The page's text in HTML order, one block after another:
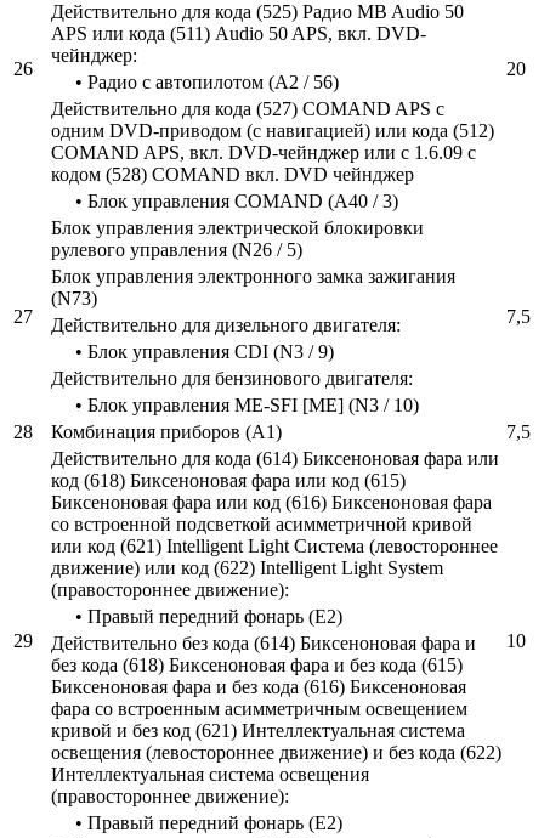
26 20
Действительно для кода (525) Радио MB Audio 50
APS или кода (511) Audio 50 APS, вкл. DVD-
чейнджер:
• Радио с автопилотом (A2 / 56)
Действительно для кода (527) COMAND APS с
одним DVD-приводом (с навигацией) или кода (512)
COMAND APS, вкл. DVD-чейнджер или с 1.6.09 с
кодом (528) COMAND вкл. DVD чейнджер
• Блок управления COMAND (A40 / 3)
27
Блок управления электрической блокировки
рулевого управления (N26 / 5)
7,5
Блок управления электронного замка зажигания
(N73)
Действительно для дизельного двигателя:
• Блок управления CDI (N3 / 9)
Действительно для бензинового двигателя:
• Блок управления ME-SFI [ME] (N3 / 10)
28
Комбинация приборов (A1) 7,5
29
Действительно для кода (614) Биксеноновая фара или
код (618) Биксеноновая фара или код (615)
Биксеноновая фара или код (616) Биксеноновая фара
со встроенной подсветкой асимметричной кривой
или код (621) Intelligent Light Система (левостороннее
движение) или код (622) Intelligent Light System
(правостороннее движение):
10
• Правый передний фонарь (E2)
Действительно без кода (614) Биксеноновая фара и
без кода (618) Биксеноновая фара и без кода (615)
Биксеноновая фара и без кода (616) Биксеноновая
фара со встроенным асимметричным освещением
кривой и без код (621) Интеллектуальная система
освещения (левостороннее движение) и без кода (622)
Интеллектуальная система освещения
(правостороннее движение):
• Правый передний фонарь (E2)